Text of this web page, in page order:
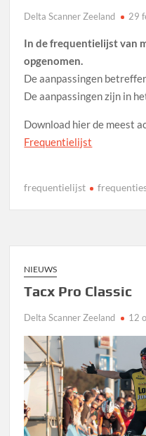
Delta Scanner Zeeland 29
In de frequentielijst van
opgenomen.
De aanpassingen
De aanpassingen zijn in
Download hier de meest
Frequentielijst
frequentielijst
NIEUWS
Tacx Pro Classic
Delta Scanner Zeeland 12